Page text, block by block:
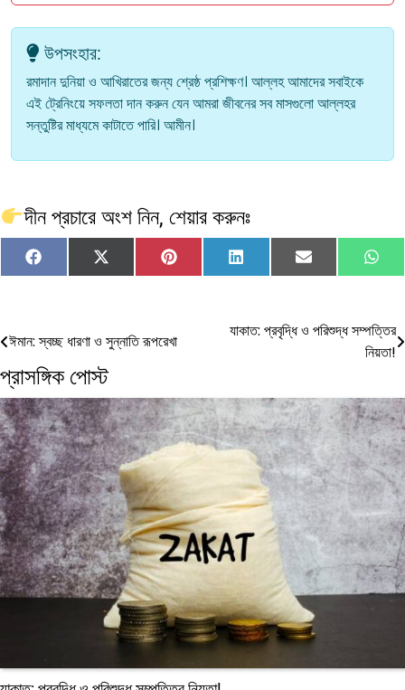
উপসংহার:
রমাদান দুনিয়া ও আখিরাতের জন্য শ্রেষ্ঠ প্রশিক্ষণ। আল্লহ আমাদের সবাইকে
এই ট্রেনিংয়ে সফলতা দান করুন যেন আমরা জীবনের সব মাসগুলো আল্লহর
সন্তুষ্টির মাধ্যমে কাটাতে পারি। আমীন।
দীন প্রচারে অংশ নিন, শেয়ার করুনঃ
Share
on
FacebookShare
on
X
(Twitter)
Share
on
PinterestShare
on
LinkedIn Share
on
Email
on
Post
navigation
ঈমান: স্বচ্ছ ধারণা ও সুন্নাতি রূপরেখা
যাকাত: প্রবৃদ্ধি ও পরিশুদ্ধ সম্পত্তির
নিয়তা!
প্রাসঙ্গিক পোস্ট